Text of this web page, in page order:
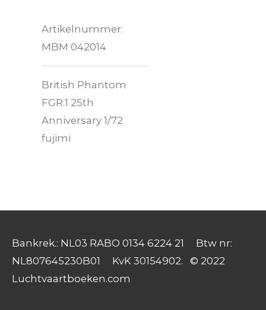
Artikelnummer:
MBM 042014
British Phantom
FGR.1 25th
Anniversary 1/72
fujimi
Bankrek.: NL03 RABO 0134 6224 21 Btw nr:
NL807645230B01 KvK 30154902. © 2022
Luchtvaartboeken.com